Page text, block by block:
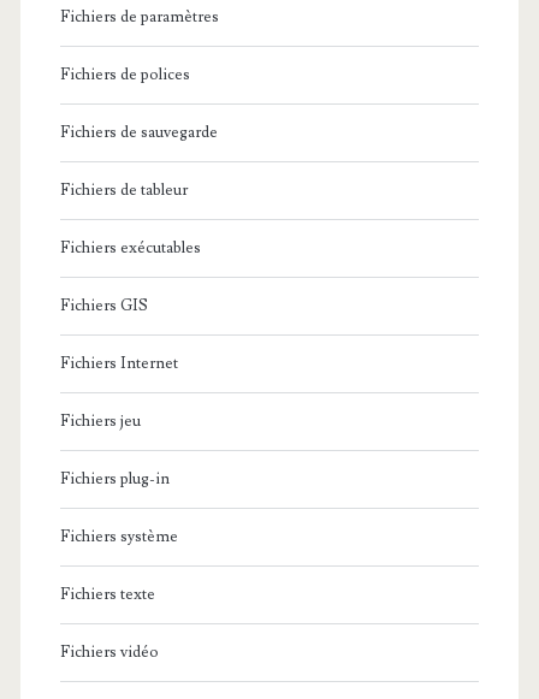
Fichiers de paramètres
Fichiers de polices
Fichiers de sauvegarde
Fichiers de tableur
Fichiers exécutables
Fichiers GIS
Fichiers Internet
Fichiers jeu
Fichiers plug-in
Fichiers système
Fichiers texte
Fichiers vidéo